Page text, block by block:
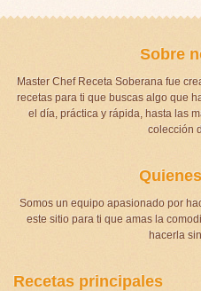
Sobre
Master Chef Receta Soberana fue
recetas para ti que buscas algo que
el día, práctica y rápida, hasta las
colección
Somos un equipo apasionado por
este sitio para ti que amas la
hacerla
Recetas principales